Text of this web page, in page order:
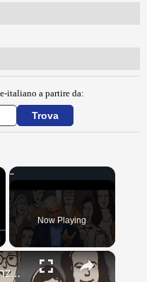
italiano a partire da:
Now Playing
×
Incontri - Vincenzo Calambrogio